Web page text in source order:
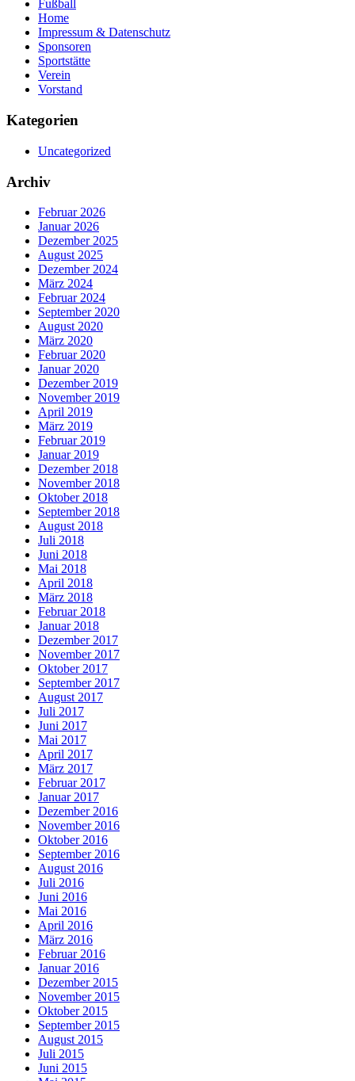
Fußball
Home
Impressum & Datenschutz
Sponsoren
Sportstätte
Verein
Vorstand
Kategorien
Uncategorized
Archiv
Februar 2026
Januar 2026
Dezember 2025
August 2025
Dezember 2024
März 2024
Februar 2024
September 2020
August 2020
März 2020
Februar 2020
Januar 2020
Dezember 2019
November 2019
April 2019
März 2019
Februar 2019
Januar 2019
Dezember 2018
November 2018
Oktober 2018
September 2018
August 2018
Juli 2018
Juni 2018
Mai 2018
April 2018
März 2018
Februar 2018
Januar 2018
Dezember 2017
November 2017
Oktober 2017
September 2017
August 2017
Juli 2017
Juni 2017
Mai 2017
April 2017
März 2017
Februar 2017
Januar 2017
Dezember 2016
November 2016
Oktober 2016
September 2016
August 2016
Juli 2016
Juni 2016
Mai 2016
April 2016
März 2016
Februar 2016
Januar 2016
Dezember 2015
November 2015
Oktober 2015
September 2015
August 2015
Juli 2015
Juni 2015